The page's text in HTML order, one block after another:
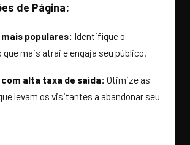
de Página:
populares: Identifique o
que mais atrai e engaja seu público.
alta taxa de saída: Otimize as
levam os visitantes a abandonar seu